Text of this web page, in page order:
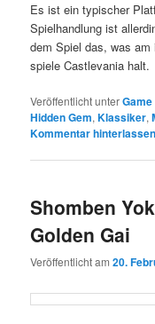
Es ist ein typischer
Spielhandlung ist
dem Spiel das, was
spiele Castlevania halt.
Veröffentlicht unter
Hidden Gem,Klassiker,
Kommentar hinterlassen
Shomben
Golden Gai
Veröffentlicht am20.